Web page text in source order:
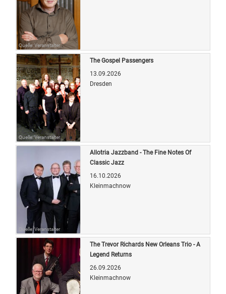
Quelle: Veranstalter
Quelle: Veranstalter
The Gospel Passengers
13.09.2026
Dresden
Quelle: Veranstalter
Allotria Jazzband - The Fine Notes Of
Classic Jazz
16.10.2026
Kleinmachnow
The Trevor Richards New Orleans Trio - A
Legend Returns
26.09.2026
Kleinmachnow